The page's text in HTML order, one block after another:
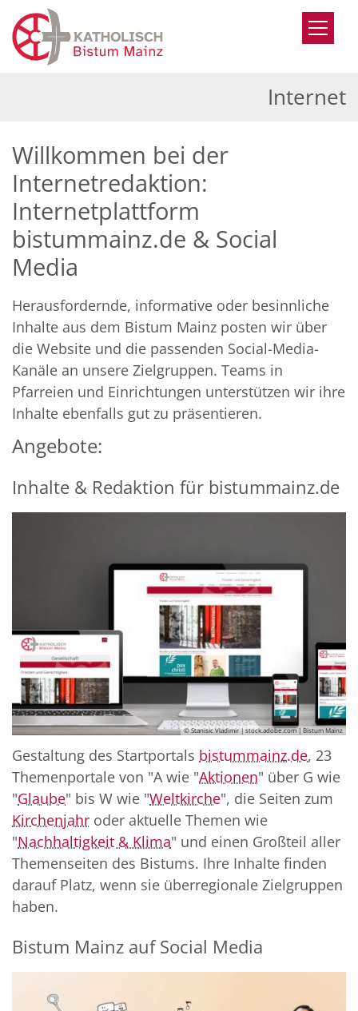
Zum Inhalt springen
Internet
Willkommen bei der
Internetredaktion:
Internetplattform
bistummainz.de & Social
Media
Herausfordernde, informative oder besinnliche
Inhalte aus dem Bistum Mainz posten wir über
die Website und die passenden Social-Media-
Kanäle an unsere Zielgruppen. Teams in
Pfarreien und Einrichtungen unterstützen wir ihre
Inhalte ebenfalls gut zu präsentieren.
Angebote:
Inhalte & Redaktion für bistummainz.de
© Stanisic Vladimir | stock.adobe.com | Bistum Mainz
Gestaltung des Startportals bistummainz.de, 23
Themenportale von "A wie "Aktionen" über G wie
"Glaube" bis W wie "Weltkirche", die Seiten zum
Kirchenjahr oder aktuelle Themen wie
"Nachhaltigkeit & Klima" und einen Großteil aller
Themenseiten des Bistums. Ihre Inhalte finden
darauf Platz, wenn sie überregionale Zielgruppen
haben.
Bistum Mainz auf Social Media